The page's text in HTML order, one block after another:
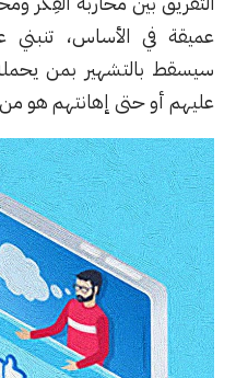
عميقة في الأساس،
سيسقط بالتشهير بمن
عليهم أو حتى إهانتهم هو